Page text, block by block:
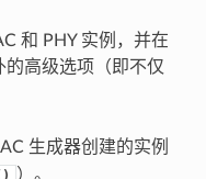
和 PHY 实例，并在
的高级选项（即不仅
生成器创建的实例
）。